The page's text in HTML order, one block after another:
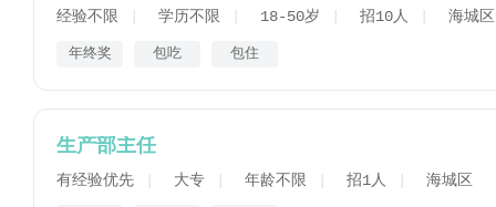
经验不限 学历不限 18-50岁 招10人 海城区
年终奖 包吃 包住
生产部主任
有经验优先 大专 年龄不限 招1人 海城区